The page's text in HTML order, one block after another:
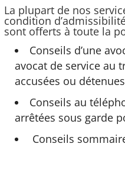
La plupart de nos
condition
sont offerts à toute la
Conseils d’une
avocat de service au
accusées ou
Conseils au
arrêtées sous garde
Conseils